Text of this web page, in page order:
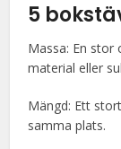
5
Massa: En stor
material eller
Mängd: Ett
samma plats.